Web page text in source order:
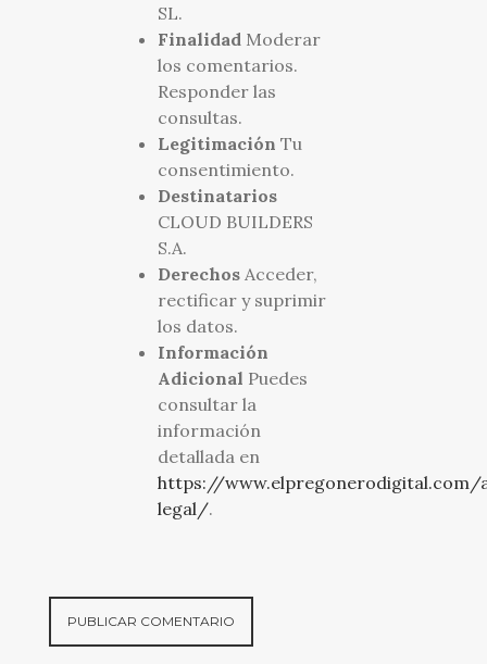
SL.
FinalidadModerar
los comentarios.
Responder las
consultas.
Legitimación Tu
consentimiento.
Destinatarios
CLOUD BUILDERS
S.A.
DerechosAcceder,
rectificar y suprimir
los datos.
Información
Adicional Puedes
consultar la
información
detallada en
https://www.elpregonerodigital.com/
legal/.